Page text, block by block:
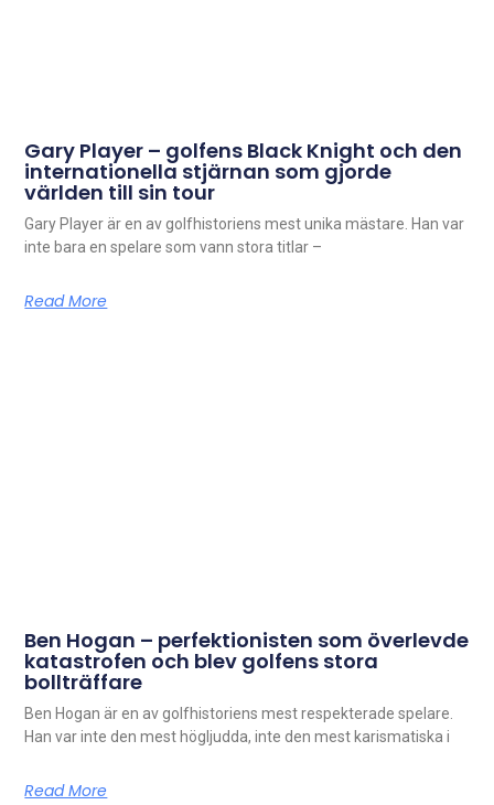
Gary Player – golfens Black Knight och den
internationella stjärnan som gjorde
världen till sin tour
Gary Player är en av golfhistoriens mest unika mästare. Han var
inte bara en spelare som vann stora titlar –
Read More
Ben Hogan – perfektionisten som överlevde
katastrofen och blev golfens stora
bollträffare
Ben Hogan är en av golfhistoriens mest respekterade spelare.
Han var inte den mest högljudda, inte den mest karismatiska i
Read More